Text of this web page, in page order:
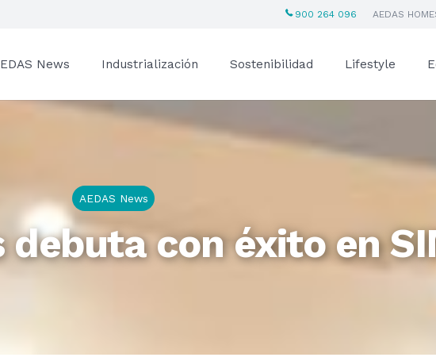
900 264 096 AEDAS
News Industrialización Sostenibilidad Lifestyle
AEDAS News
debuta con éxito en